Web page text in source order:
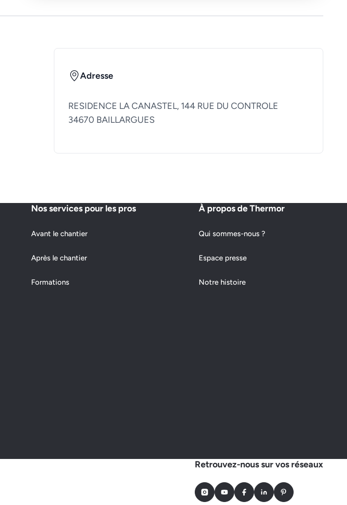
Adresse
RESIDENCE LA CANASTEL, 144 RUE DU CONTROLE
34670 BAILLARGUES
Nos services pour les pros
Avant le chantier
Après le chantier
Formations
À propos de Thermor
Qui sommes-nous ?
Espace presse
Notre histoire
Retrouvez-nous sur vos réseaux
InstagramYoutubeFacebookLinkedInPinterest